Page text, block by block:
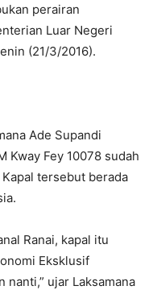
perairan
Luar Negeri
(21/3/2016).
Ade Supandi
Kway Fey 10078 sudah
tersebut berada
Ranai, kapal itu
Eksklusif
nanti,” ujar Laksamana